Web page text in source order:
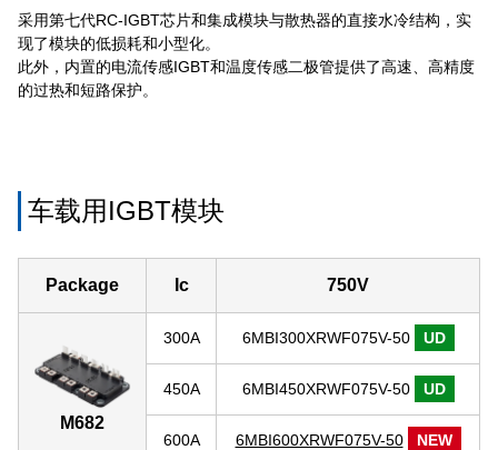
采用第七代RC-IGBT芯片和集成模块与散热器的直接水冷结构，实
现了模块的低损耗和小型化。
此外，内置的电流传感IGBT和温度传感二极管提供了高速、高精度
的过热和短路保护。
车载用IGBT模块
Package Ic 750V
M682
300A 6MBI300XRWF075V-50 UD
450A 6MBI450XRWF075V-50 UD
600A 6MBI600XRWF075V-50 NEW